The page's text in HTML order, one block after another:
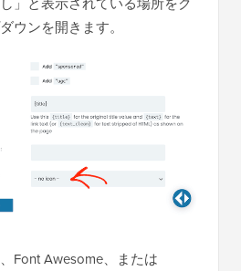
ウンを開きます。
Font Awesome、または